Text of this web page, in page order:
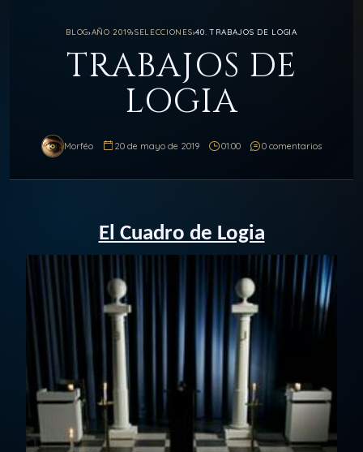
BLOG›AÑO 2019›SELECCIONES›40. TRABAJOS DE LOGIA
TRABAJOS DE
LOGIA
Morféo 20 de mayo de 2019 01:00 0 comentarios
El Cuadro de Logia